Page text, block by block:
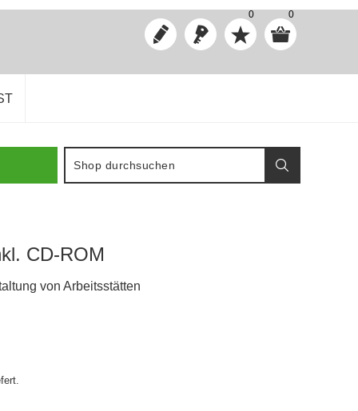
0 0
CD-ROM
von Arbeitsstätten